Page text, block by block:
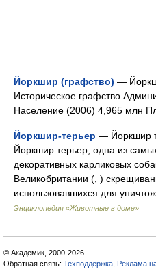
Йоркшир (графство) —
Историческое графство
Население (2006) 4,965 млн
Йоркшир-терьер — Йоркшир
Йоркшир терьер, одна из
декоративных карликовых
Великобритании (, )
использовавшихся для
Энциклопедия «Животные в доме»
© Академик, 2000-2026
Обратная связь: Техподдержка Реклама